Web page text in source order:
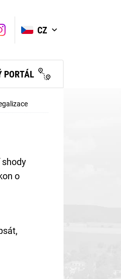
PORTÁL
LinkLinkLink
CZ
shody
o